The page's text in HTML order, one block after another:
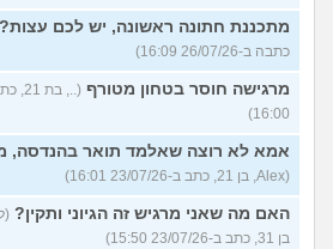
מתכננת חתונה ראשונה, יש לכם עצות?
כתבה ב-26/07/26 16:09)
מרגישה חוסר בטחון מטורף
16:00)
אמא לא רוצה שאלמד תואר בהנדסה,
(Alex, בן 21, כתב ב-23/07/26 16:01)
האם מה שאני מרגיש זה הגיוני ותקין?
בן 31, כתב ב-23/07/26 15:50)